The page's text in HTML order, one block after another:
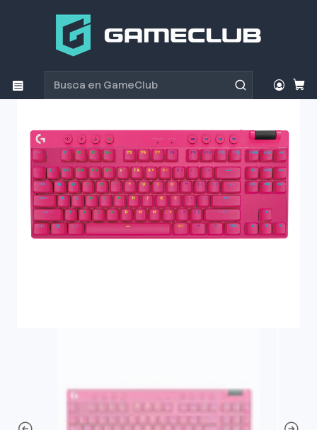
Productos
Teclado Gamer Logitech PRO X TKL Lightspeed Magenta